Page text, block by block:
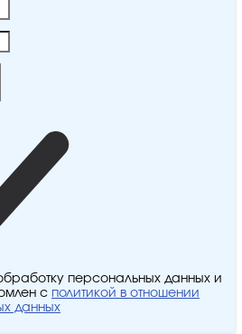
персональных данных и
с политикой в отношении
данных